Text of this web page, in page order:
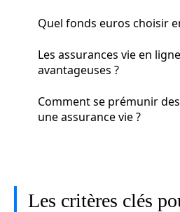
Quel fonds euros choisir
Les assurances vie en
avantageuses ?
Comment se prémunir
une assurance vie ?
Les critères clés